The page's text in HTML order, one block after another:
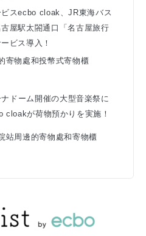
スecbo cloak、JR東海バス
屋駅太閤通口「名古屋旅行
ビス導入！
寄物處和投幣式寄物櫃
ナドーム開催の大型音楽祭に
cloakが荷物預かりを実施！
站周邊的寄物處和寄物櫃